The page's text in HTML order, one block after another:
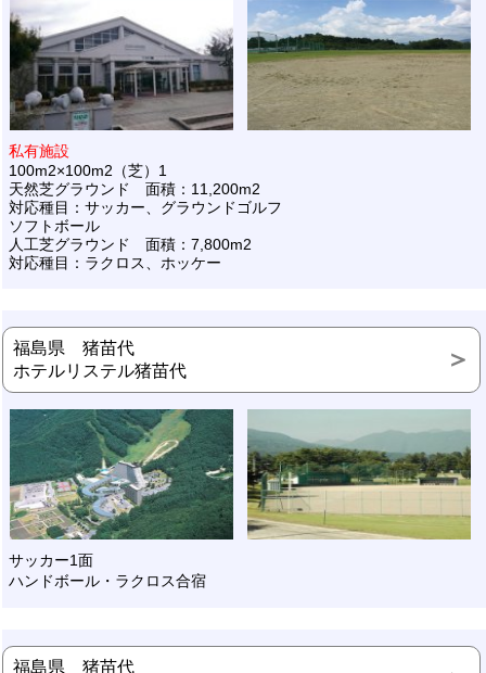
私有施設
100m2×100m2（芝）1
天然芝グラウンド 面積：11,200m2
対応種目：サッカー、グラウンドゴルフ
ソフトボール
人工芝グラウンド 面積：7,800m2
対応種目：ラクロス、ホッケー
福島県 猪苗代
ホテルリステル猪苗代
サッカー1面
ハンドボール・ラクロス合宿
福島県 猪苗代